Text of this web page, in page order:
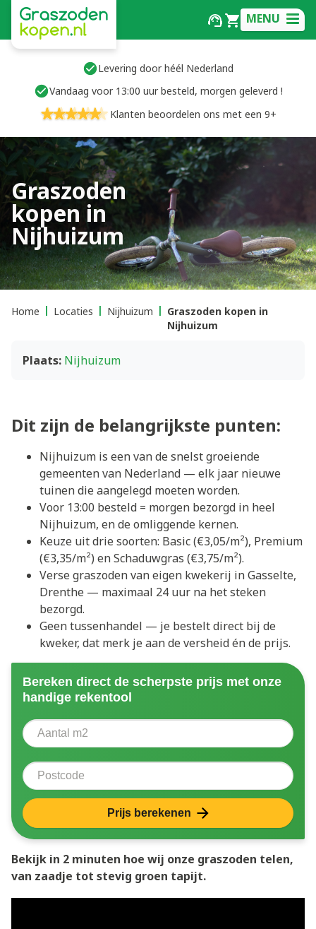
MENU
Levering door héél Nederland
Vandaag voor 13:00 uur besteld, morgen geleverd !
Klanten beoordelen ons met een 9+
Graszoden
kopen in
Nijhuizum
Home Locaties Nijhuizum
Graszoden kopen in
Nijhuizum
Plaats: Nijhuizum
Dit zijn de belangrijkste punten:
Nijhuizum is een van de snelst groeiende
gemeenten van Nederland — elk jaar nieuwe
tuinen die aangelegd moeten worden.
Voor 13:00 besteld = morgen bezorgd in heel
Nijhuizum, en de omliggende kernen.
Keuze uit drie soorten: Basic (€3,05/m²), Premium
(€3,35/m²) en Schaduwgras (€3,75/m²).
Verse graszoden van eigen kwekerij in Gasselte,
Drenthe — maximaal 24 uur na het steken
bezorgd.
Geen tussenhandel — je bestelt direct bij de
kweker, dat merk je aan de versheid én de prijs.
Bereken direct de scherpste prijs met onze
handige rekentool
Aantal vierkante meter
Postcode
Prijs berekenen
Bekijk in 2 minuten hoe wij onze graszoden telen,
van zaadje tot stevig groen tapijt.